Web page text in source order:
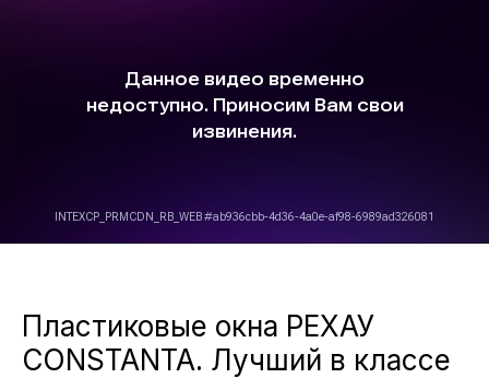
Пластиковые окна РЕХАУ
CONSTANTA. Лучший в классе